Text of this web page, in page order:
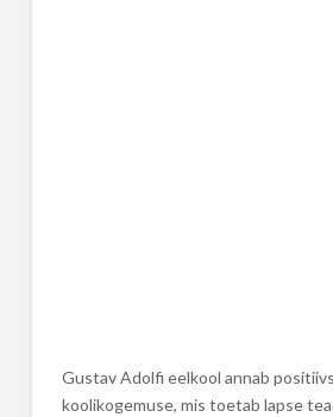
Gustav Adolfi eelkool annab
koolikogemuse, mis toetab lapse